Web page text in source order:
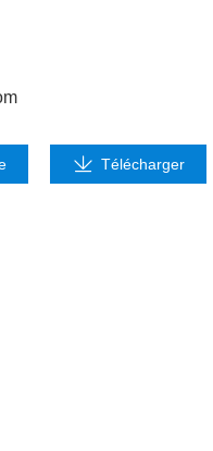
Télécharger